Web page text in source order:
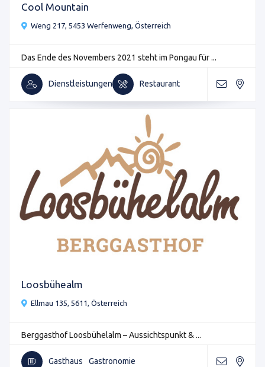
Cool Mountain
Weng 217, 5453 Werfenweng, Österreich
Das Ende des Novembers 2021 steht im Pongau für ...
Dienstleistungen Restaurant
Loosbühealm
Ellmau 135, 5611, Österreich
Berggasthof Loosbühelalm – Aussichtspunkt & ...
Gasthaus Gastronomie